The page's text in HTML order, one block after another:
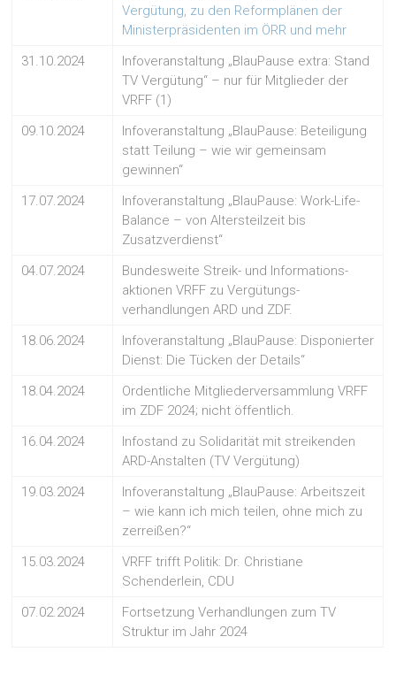
Vergütung, zu den Reformplänen der
Ministerpräsidenten im ÖRR und mehr
31.10.2024
Infoveranstaltung „BlauPause extra: Stand
TV Vergütung“ – nur für Mitglieder der
VRFF (1)
09.10.2024
Infoveranstaltung „BlauPause: Beteiligung
statt Teilung – wie wir gemeinsam
gewinnen“
17.07.2024
Infoveranstaltung „BlauPause: Work-Life-
Balance – von Altersteilzeit bis
Zusatzverdienst“
04.07.2024
Bundesweite Streik- und Informations-
aktionen VRFF zu Vergütungs-
verhandlungen ARD und ZDF.
18.06.2024
Infoveranstaltung „BlauPause: Disponierter
Dienst: Die Tücken der Details“
18.04.2024
Ordentliche Mitgliederversammlung VRFF
im ZDF 2024; nicht öffentlich.
16.04.2024
Infostand zu Solidarität mit streikenden
ARD-Anstalten (TV Vergütung)
19.03.2024
Infoveranstaltung „BlauPause: Arbeitszeit
– wie kann ich mich teilen, ohne mich zu
zerreißen?“
15.03.2024
VRFF trifft Politik: Dr. Christiane
Schenderlein, CDU
07.02.2024
Fortsetzung Verhandlungen zum TV
Struktur im Jahr 2024